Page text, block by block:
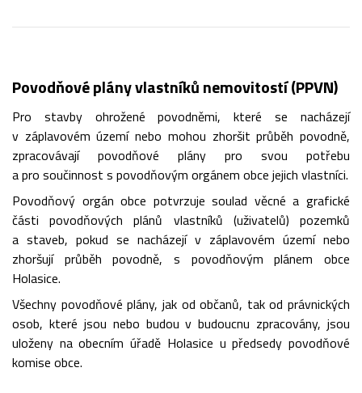
Povodňové plány vlastníků nemovitostí (PPVN)
Pro stavby ohrožené povodněmi, které se nacházejí
v záplavovém území nebo mohou zhoršit průběh povodně,
zpracovávají povodňové plány pro svou potřebu
a pro součinnost s povodňovým orgánem obce jejich vlastníci.
Povodňový orgán obce potvrzuje soulad věcné a grafické
části povodňových plánů vlastníků (uživatelů) pozemků
a staveb, pokud se nacházejí v záplavovém území nebo
zhoršují průběh povodně, s povodňovým plánem obce
Holasice.
Všechny povodňové plány, jak od občanů, tak od právnických
osob, které jsou nebo budou v budoucnu zpracovány, jsou
uloženy na obecním úřadě Holasice u předsedy povodňové
komise obce.